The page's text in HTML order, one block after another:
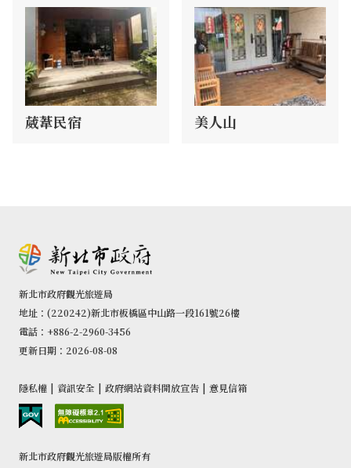
葳葦民宿 美人山
新北市政府觀光旅遊局
地址：(220242)新北市板橋區中山路一段161號26樓
電話：+886-2-2960-3456
更新日期：2026-08-08
隱私權 | 資訊安全 | 政府網站資料開放宣告 | 意見信箱
新北市政府觀光旅遊局版權所有